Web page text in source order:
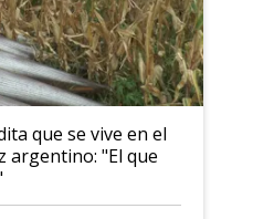
que se vive en el
argentino: "El que